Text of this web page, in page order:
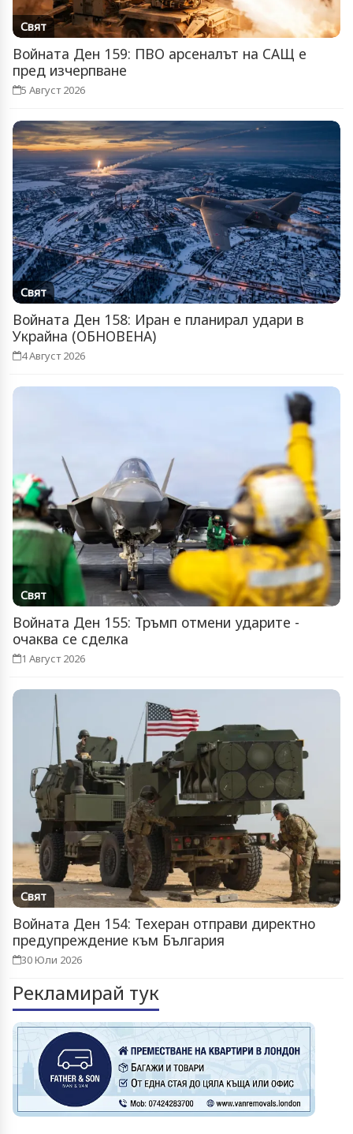
Свят
Войната Ден 159: ПВО арсеналът на САЩ е
пред изчерпване
5 Август 2026
Свят
Войната Ден 158: Иран е планирал удари в
Украйна (ОБНОВЕНА)
4 Август 2026
Свят
Войната Ден 155: Тръмп отмени ударите -
очаква се сделка
1 Август 2026
Свят
Войната Ден 154: Техеран отправи директно
предупреждение към България
30 Юли 2026
Рекламирай тук